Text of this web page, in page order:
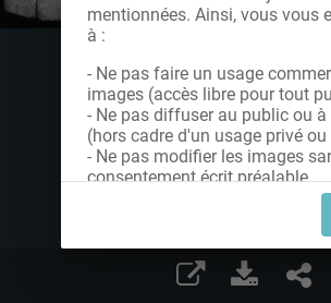
mentionnées. Ainsi, vous vous
à :
- Ne pas faire un usage
images (accès libre pour tout
- Ne pas diffuser au public ou à
(hors cadre d'un usage privé
- Ne pas modifier les images
consentement écrit préalable
Dans le cas contraire, nous
à nous contacter afin de
de Licence souhaitée parmi
proposées et le cas échéant,